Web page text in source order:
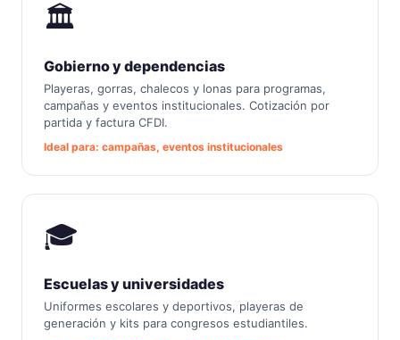
🏛️
Gobierno y dependencias
Playeras, gorras, chalecos y lonas para programas,
campañas y eventos institucionales. Cotización por
partida y factura CFDI.
Ideal para: campañas, eventos institucionales
🎓
Escuelas y universidades
Uniformes escolares y deportivos, playeras de
generación y kits para congresos estudiantiles.